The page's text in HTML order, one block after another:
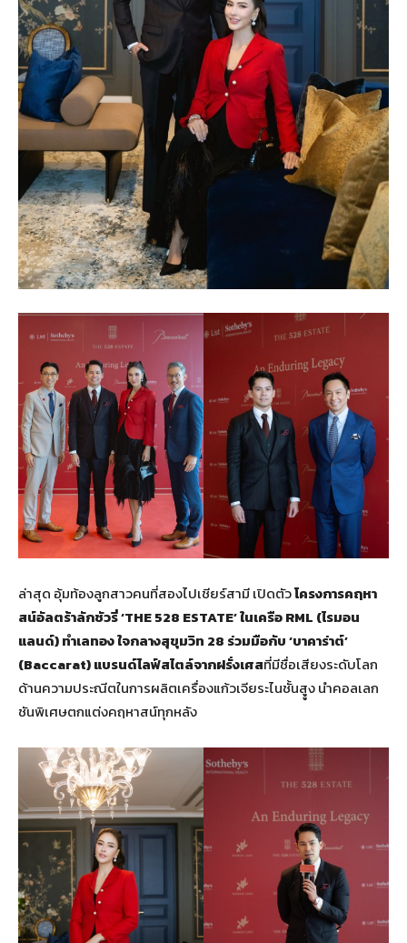
ล่าสุด อุ้มท้องลูกสาวคนที่สองไปเชียร์สามี เปิดตัวโครงการคฤหา
สน์อัลตร้าลักชัวรี่ ‘THE 528 ESTATE’ ในเครือ RML (ไรมอน
แลนด์) ทำเลทอง ใจกลางสุขุมวิท 28 ร่วมมือกับ ‘บาคาร่าต์’
(Baccarat) แบรนด์ไลฟ์สไตล์จากฝรั่งเศสที่มีชื่อเสียงระดับโลก
ด้านความประณีตในการผลิตเครื่องแก้วเจียระไนชั้นสููง นำคอลเลก
ชันพิเศษตกแต่งคฤหาสน์ทุกหลัง